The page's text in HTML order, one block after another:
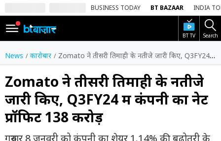
BUSINESS TODAY BT BAZAAR INDIA
BT TV Search
SIGN
IN
Dark
Mode
होम
शेयर
News कारोबार Zomato ने तीसरी तिमाही के नतीजे जारी किए, Q3FY24 में कंपनी का नेट प्रॉफिट ₹138 करोड़
Zomato ने तीसरी तिमाही के नतीजे
जारी किए, Q3FY24 में कंपनी का नेट
प्रॉफिट ₹138 करोड़
गुरुवार 8 जनवरी को कंपनी का शेयर 1.14% की बढ़ोतरी के